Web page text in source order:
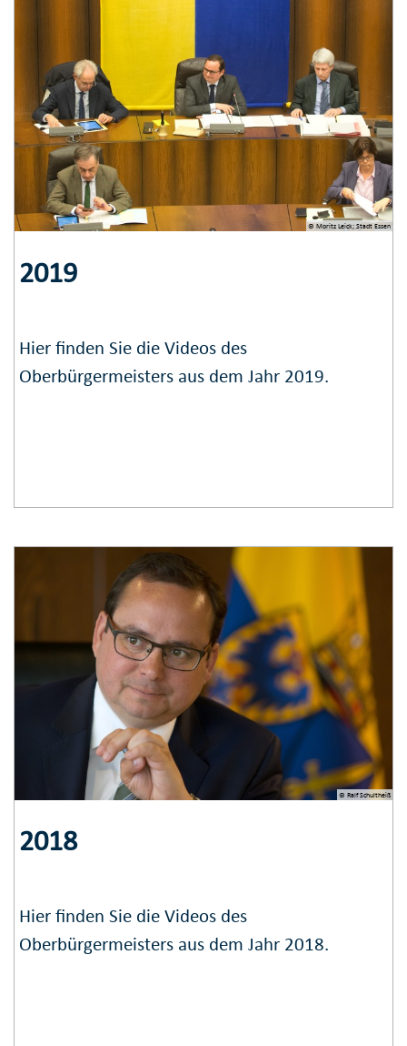
© Moritz Leick; Stadt Essen
2019
Hier finden Sie die Videos des
Oberbürgermeisters aus dem Jahr 2019.
© Ralf Schultheiß
2018
Hier finden Sie die Videos des
Oberbürgermeisters aus dem Jahr 2018.